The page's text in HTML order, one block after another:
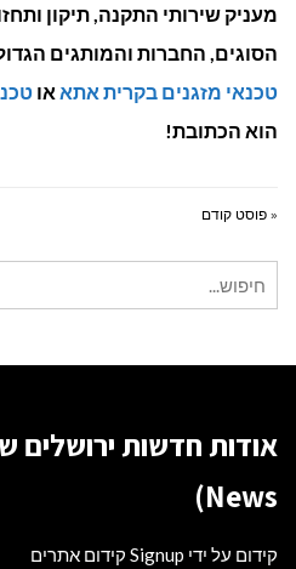
מעניק שירותי התקנה, תיקון
הסוגים, החברות והמותגים
טכנאי מזגנים בקרית אתא או
הוא הכתובת!
« פוסט קודם
עבור:
News)
קידום על ידי Signup קידום אתרים